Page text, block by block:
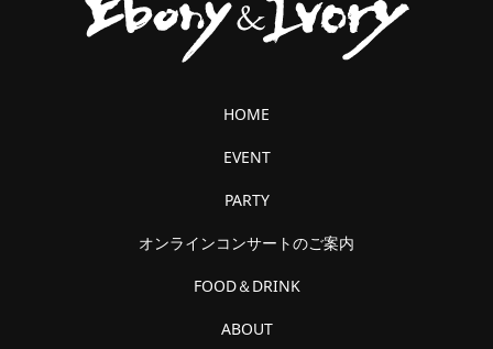
HOME
EVENT
PARTY
オンラインコンサートのご案内
FOOD＆DRINK
ABOUT